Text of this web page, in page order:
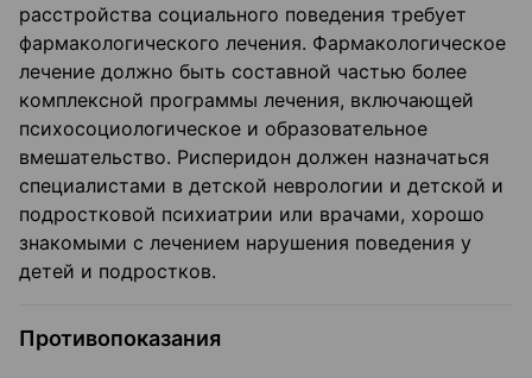
расстройства социального поведения требует
фармакологического лечения. Фармакологическое
лечение должно быть составной частью более
комплексной программы лечения, включающей
психосоциологическое и образовательное
вмешательство. Рисперидон должен назначаться
специалистами в детской неврологии и детской и
подростковой психиатрии или врачами, хорошо
знакомыми с лечением нарушения поведения у
детей и подростков.
Противопоказания